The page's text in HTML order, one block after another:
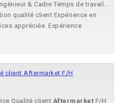
& Cadre Temps de travail...
qualité client Expérience en
appréciée. Expérience
client Aftermarket F/H
Qualité client Aftermarket F/H